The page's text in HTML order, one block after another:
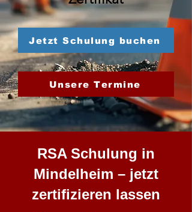
Jetzt Schulung buchen
Unsere Termine
RSA Schulung in
Mindelheim – jetzt
zertifizieren lassen